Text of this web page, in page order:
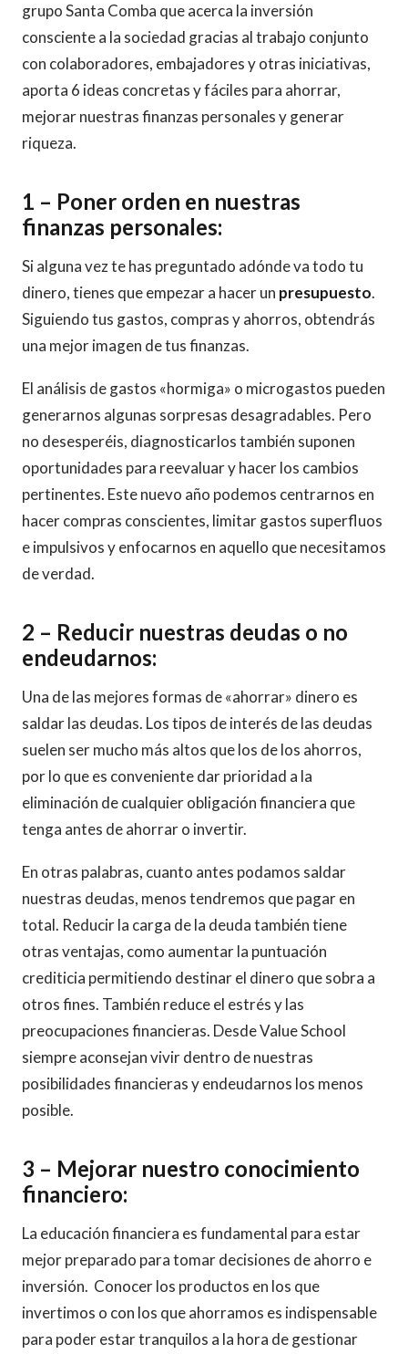
grupo Santa Comba que acerca la inversión
consciente a la sociedad gracias al trabajo conjunto
con colaboradores, embajadores y otras iniciativas,
aporta 6 ideas concretas y fáciles para ahorrar,
mejorar nuestras finanzas personales y generar
riqueza.
1 – Poner orden en nuestras
finanzas personales:
Si alguna vez te has preguntado adónde va todo tu
dinero, tienes que empezar a hacer un presupuesto.
Siguiendo tus gastos, compras y ahorros, obtendrás
una mejor imagen de tus finanzas.
El análisis de gastos «hormiga» o microgastos pueden
generarnos algunas sorpresas desagradables. Pero
no desesperéis, diagnosticarlos también suponen
oportunidades para reevaluar y hacer los cambios
pertinentes. Este nuevo año podemos centrarnos en
hacer compras conscientes, limitar gastos superfluos
e impulsivos y enfocarnos en aquello que necesitamos
de verdad.
2 – Reducir nuestras deudas o no
endeudarnos:
Una de las mejores formas de «ahorrar» dinero es
saldar las deudas. Los tipos de interés de las deudas
suelen ser mucho más altos que los de los ahorros,
por lo que es conveniente dar prioridad a la
eliminación de cualquier obligación financiera que
tenga antes de ahorrar o invertir.
En otras palabras, cuanto antes podamos saldar
nuestras deudas, menos tendremos que pagar en
total. Reducir la carga de la deuda también tiene
otras ventajas, como aumentar la puntuación
crediticia permitiendo destinar el dinero que sobra a
otros fines. También reduce el estrés y las
preocupaciones financieras. Desde Value School
siempre aconsejan vivir dentro de nuestras
posibilidades financieras y endeudarnos los menos
posible.
3 – Mejorar nuestro conocimiento
financiero:
La educación financiera es fundamental para estar
mejor preparado para tomar decisiones de ahorro e
inversión. Conocer los productos en los que
invertimos o con los que ahorramos es indispensable
para poder estar tranquilos a la hora de gestionar